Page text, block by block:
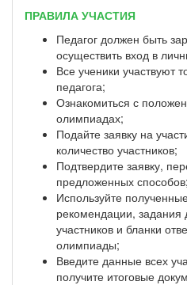
ПРАВИЛА УЧАСТИЯ
Педагог должен быть
осуществить вход в
Все ученики участвуют
педагога;
Ознакомиться с
олимпиадах;
Подайте заявку на
количество участников;
Подтвердите заявку,
предложенных способов;
Используйте
рекомендации, задания
участников и бланки
олимпиады;
Введите данные всех
получите итоговые